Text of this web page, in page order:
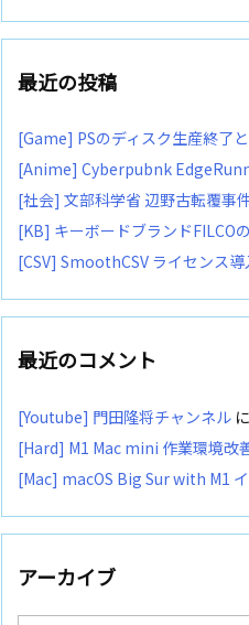
最近の投稿
[Game] PSのディスク生産終了
[Anime] Cyberpubnk
[社会] 文部科学省 辺野古転覆事
[KB] キーボードブランドFILCO
[CSV] SmoothCSV ライセンス導
最近のコメント
[Youtube] 門田隆将チャンネル に
[Hard] M1 Mac mini 作業環境改
[Mac] macOS Big Sur with M1
アーカイブ